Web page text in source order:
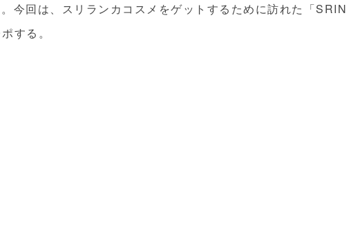
今回は、スリランカコスメをゲットするために訪れた「SRIN
する。